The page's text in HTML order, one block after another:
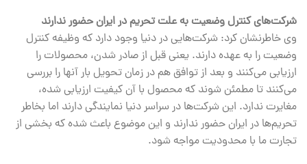
شرکت‌های کنترل وضعیت به علت تحریم در ایران حضور ندارند
وی خاطرنشان کرد: شرکت‌هایی در دنیا وجود دارد که وظیفه کنترل
وضعیت را به عهده دارند. یعنی قبل از صادر شدن، محصولات را
ارزیابی می‌کنند و بعد از توافق هم در زمان تحویل بار آنها را بررسی
می‌کنند تا مطمئن شوند که محصول با آن کیفیت ارزیابی شده،
مغایرت ندارد. این شرکت‌ها در سراسر دنیا نمایندگی دارند اما بخاطر
تحریم‌ها در ایران حضور ندارند و این موضوع باعث شده که بخشی از
تجارت ما با محدودیت مواجه شود.